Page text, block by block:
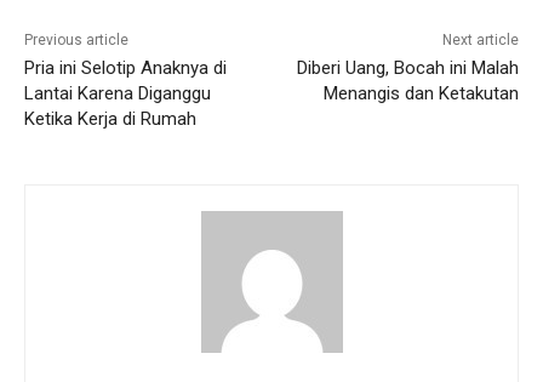
Previous article
Pria ini Selotip Anaknya di
Lantai Karena Diganggu
Ketika Kerja di Rumah
Next article
Diberi Uang, Bocah ini Malah
Menangis dan Ketakutan